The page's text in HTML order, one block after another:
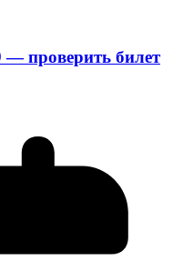
— проверить билет